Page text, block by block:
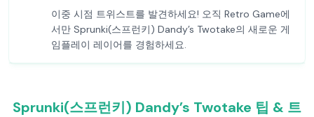
이중 시점 트위스트를 발견하세요! 오직 Retro Game에
서만 Sprunki(스프런키) Dandy’s Twotake의 새로운 게
임플레이 레이어를 경험하세요.
Sprunki(스프런키) Dandy’s Twotake 팁 & 트